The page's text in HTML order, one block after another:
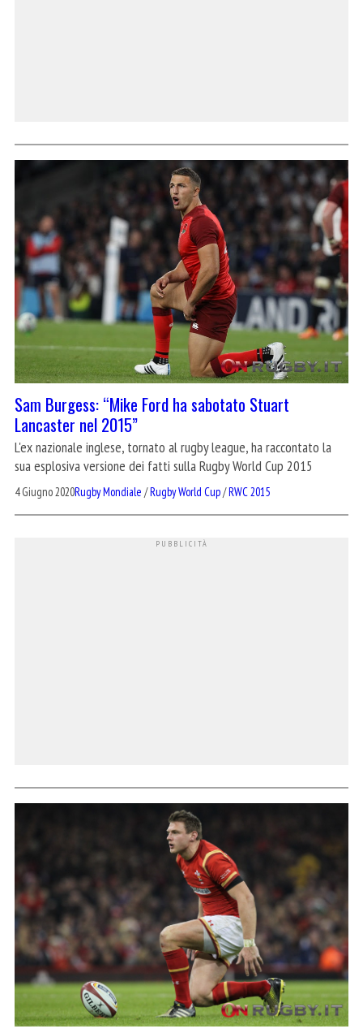
Sam Burgess: “Mike Ford ha sabotato Stuart
Lancaster nel 2015”
L'ex nazionale inglese, tornato al rugby league, ha raccontato la
sua esplosiva versione dei fatti sulla Rugby World Cup 2015
4 Giugno 2020Rugby Mondiale /Rugby World Cup/RWC 2015